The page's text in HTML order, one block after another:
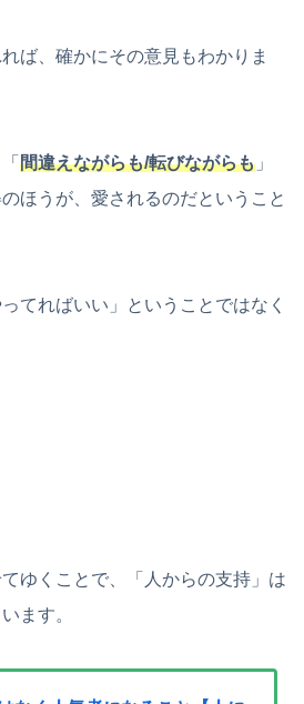
ば、確かにその意見もわかりま
間違えながらも/転びながらも 」
ほうが、愛されるのだということ
てればいい」ということではなく
ゆくことで、「人からの支持」は
ます。